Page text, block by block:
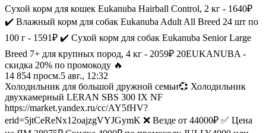
Сухой корм для кошек Eukanuba Hairball Control, 2 кг - 1640₽
✔️ Влажный корм для собак Eukanuba Adult All Breed 24 шт по
100 г - 1591₽ ✔️ Сухой корм для собак Eukanuba Senior Large
Breed 7+ для крупных пород, 4 кг - 2059₽ 20EUKANUBA -
скидка 20% по промокоду 🔥
14 854 просм.5 авг., 12:32
Холодильник для большой дружной семьи💞 Холодильник
двухкамерный LERAN SBS 300 IX NF
https://market.yandex.ru/cc/AY5fHV?
erid=5jtCeReNx12oajzgVYJGymK ❌ Везде от 44000₽ ✅ Цена